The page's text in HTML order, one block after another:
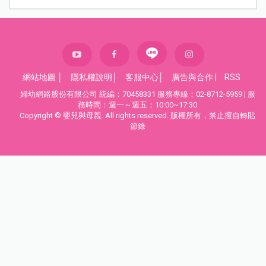
網站地圖 隱私權說明 客服中心 廣告與合作| RSS
婦幼網路股份有限公司 統編：70458331 服務專線：02-8712-5959 | 服
務時間：週一～週五：10:00~17:30
Copyright © 嬰兒與母親. All rights reserved. 版權所有，禁止擅自轉貼
節錄